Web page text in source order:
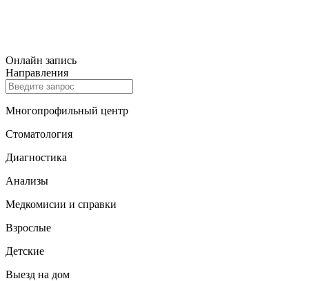
Онлайн запись
Направления
Многопрофильный центр
Стоматология
Диагностика
Анализы
Медкомисии и справки
Взрослые
Детские
Выезд на дом